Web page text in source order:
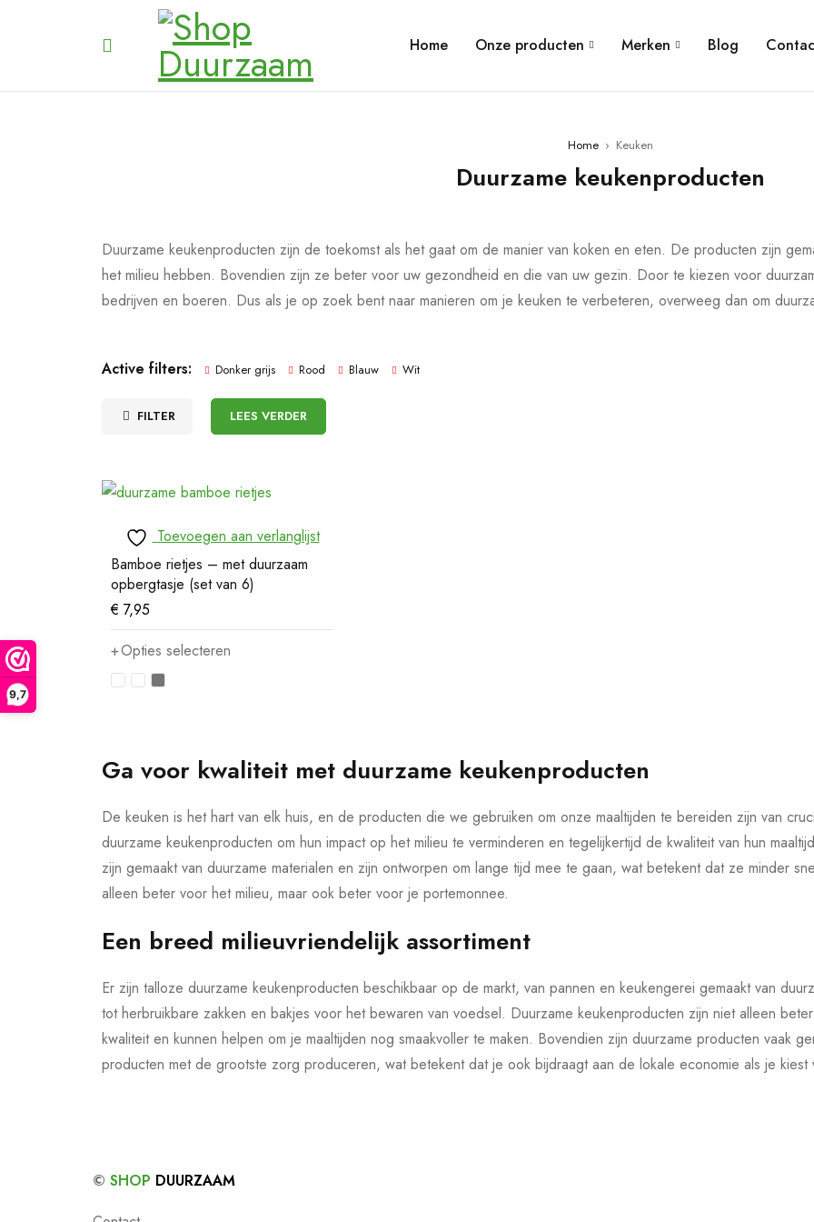
9,7
Home Onze producten Merken Blog
Home › Keuken
Duurzame keukenproducten
Duurzame keukenproducten zijn de toekomst als het gaat om de manier van koken en eten. De producten zijn
het milieu hebben. Bovendien zijn ze beter voor uw gezondheid en die van uw gezin. Door te kiezen voor
bedrijven en boeren. Dus als je op zoek bent naar manieren om je keuken te verbeteren, overweeg dan om
Active filters: Donker grijs Rood Blauw Wit
FILTER LEES VERDER
Toevoegen aan verlanglijst
Bamboe rietjes – met duurzaam
opbergtasje (set van 6)
€ 7,95
Opties selecteren
Ga voor kwaliteit met duurzame keukenproducten
De keuken is het hart van elk huis, en de producten die we gebruiken om onze maaltijden te bereiden zijn van
duurzame keukenproducten om hun impact op het milieu te verminderen en tegelijkertijd de kwaliteit van hun
zijn gemaakt van duurzame materialen en zijn ontworpen om lange tijd mee te gaan, wat betekent dat ze minder
alleen beter voor het milieu, maar ook beter voor je portemonnee.
Een breed milieuvriendelijk assortiment
Er zijn talloze duurzame keukenproducten beschikbaar op de markt, van pannen en keukengerei gemaakt van
tot herbruikbare zakken en bakjes voor het bewaren van voedsel. Duurzame keukenproducten zijn niet alleen
kwaliteit en kunnen helpen om je maaltijden nog smaakvoller te maken. Bovendien zijn duurzame producten vaak
producten met de grootste zorg produceren, wat betekent dat je ook bijdraagt aan de lokale economie als je
© SHOP DUURZAAM